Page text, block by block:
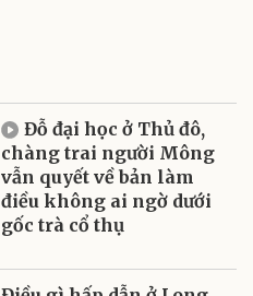
Đỗ đại học ở Thủ đô,
chàng trai người Mông
vẫn quyết về bản làm
điều không ai ngờ dưới
gốc trà cổ thụ